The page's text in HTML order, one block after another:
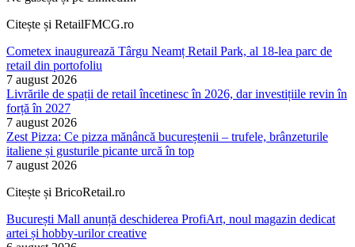
Citește și RetailFMCG.ro
Cometex inaugurează Târgu Neamț Retail Park, al 18-lea parc de
retail din portofoliu
7 august 2026
Livrările de spații de retail încetinesc în 2026, dar investițiile revin în
forță în 2027
7 august 2026
Zest Pizza: Ce pizza mănâncă bucureștenii – trufele, brânzeturile
italiene și gusturile picante urcă în top
7 august 2026
Citește și BricoRetail.ro
București Mall anunță deschiderea ProfiArt, noul magazin dedicat
artei și hobby-urilor creative